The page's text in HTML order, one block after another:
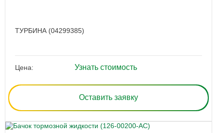
ТУРБИНА (04299385)
Цена: Узнать стоимость
Оставить заявку